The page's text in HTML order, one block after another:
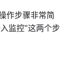
作步骤非常简
监控"这两个步